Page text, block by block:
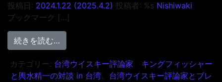
投稿日: 2024.1.22 (2025.4.2) 投稿者: %s Nishiwaki
ブックマーク […]
続きを読む…
カテゴリー: 台湾ウイスキー評論家 キングフィッシャー
と輿水精一の対談 in 台湾、 台湾ウイスキー評論家とブレ